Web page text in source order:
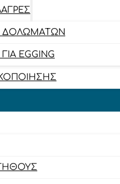
ΔΟΛΩΜΆΤΩΝ
EGGING